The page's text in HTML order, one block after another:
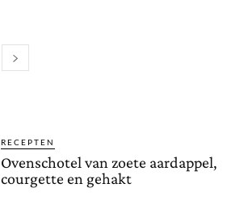
RECEPTEN
Ovenschotel van zoete aardappel,
courgette en gehakt